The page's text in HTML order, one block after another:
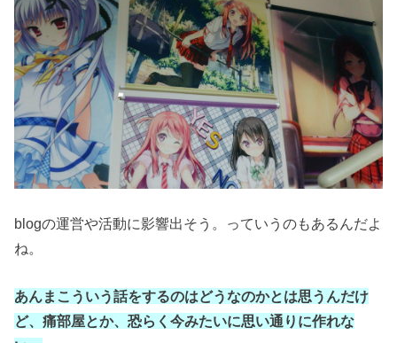
blogの運営や活動に影響出そう。っていうのもあるんだよ
ね。
あんまこういう話をするのはどうなのかとは思うんだけ
ど、痛部屋とか、恐らく今みたいに思い通りに作れな